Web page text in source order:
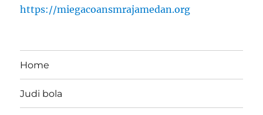
https://miegacoansmrajamedan.org
Home
Judi bola